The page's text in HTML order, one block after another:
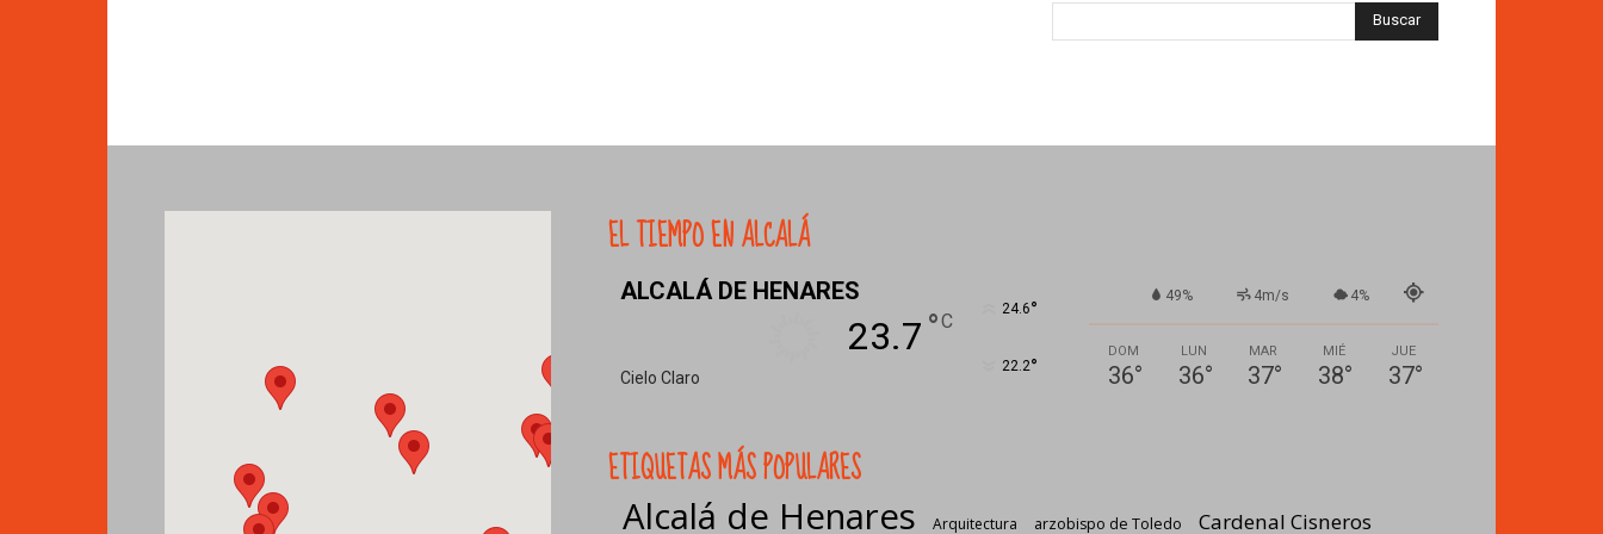
EL TIEMPO EN ALCALÁ
ALCALÁ DE HENARES
Cielo Claro
23.7 °C
24.6°
22.2°
49% 4m/s 4%
DOM
36°
LUN
36°
MAR
37°
MIÉ
38°
JUE
37°
ETIQUETAS MÁS POPULARES
Alcalá de Henares Arquitectura arzobispo de Toledo Cardenal Cisneros